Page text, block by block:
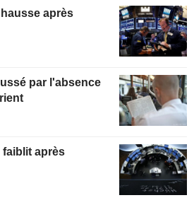
après
par l'absence
faiblit après